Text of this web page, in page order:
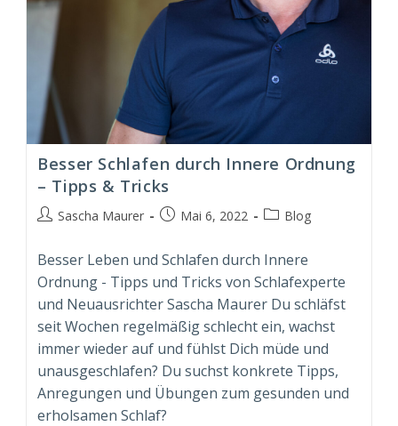
Besser Schlafen durch Innere Ordnung
– Tipps & Tricks
Beitrags-
Sascha Maurer
BeitragMai 6, 2022
Beitrags-
Blog
Besser Leben und Schlafen durch Innere
Ordnung - Tipps und Tricks von Schlafexperte
und Neuausrichter Sascha Maurer Du schläfst
seit Wochen regelmäßig schlecht ein, wachst
immer wieder auf und fühlst Dich müde und
unausgeschlafen? Du suchst konkrete Tipps,
Anregungen und Übungen zum gesunden und
erholsamen Schlaf?